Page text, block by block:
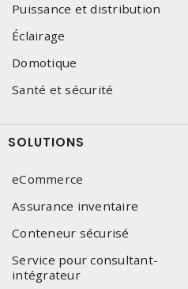
Puissance et distribution
Éclairage
Domotique
Santé et sécurité
SOLUTIONS
eCommerce
Assurance inventaire
Conteneur sécurisé
Service pour consultant-
intégrateur